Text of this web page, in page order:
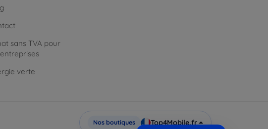
sans TVA pour
verte
Nos boutiques Top4Mobile.fr